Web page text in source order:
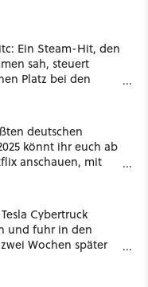
Ein Steam-Hit, den
sah, steuert
Platz bei den
deutschen
könnt ihr euch ab
anschauen, mit
Cybertruck
und fuhr in den
Wochen später
GameStar]